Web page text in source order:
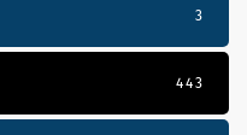
3
443